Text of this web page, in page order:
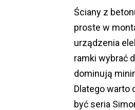
Ściany z
proste w
urządzenia
ramki wybrać
dominują
Dlatego warto
być seria